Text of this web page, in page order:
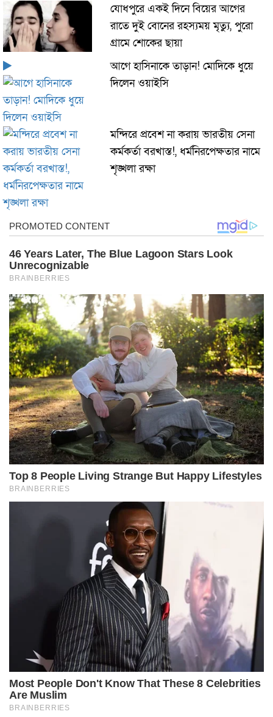
যোধপুরে একই দিনে বিয়ের আগের
রাতে দুই বোনের রহস্যময় মৃত্যু, পুরো
গ্রামে শোকের ছায়া
আগে হাসিনাকে তাড়ান! মোদিকে ধুয়ে
দিলেন ওয়াইসি
মন্দিরে প্রবেশ না করায় ভারতীয় সেনা
কর্মকর্তা বরখাস্ত!, ধর্মনিরপেক্ষতার নামে
শৃঙ্খলা রক্ষা